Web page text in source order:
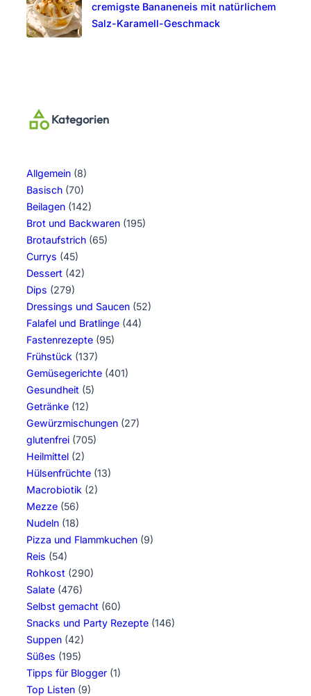
cremigste Bananeneis mit natürlichem
Salz-Karamell-Geschmack
Kategorien
Allgemein (8)
Basisch (70)
Beilagen (142)
Brot und Backwaren (195)
Brotaufstrich (65)
Currys (45)
Dessert (42)
Dips (279)
Dressings und Saucen (52)
Falafel und Bratlinge (44)
Fastenrezepte (95)
Frühstück (137)
Gemüsegerichte (401)
Gesundheit (5)
Getränke (12)
Gewürzmischungen (27)
glutenfrei (705)
Heilmittel (2)
Hülsenfrüchte (13)
Macrobiotik (2)
Mezze (56)
Nudeln (18)
Pizza und Flammkuchen (9)
Reis (54)
Rohkost (290)
Salate (476)
Selbst gemacht (60)
Snacks und Party Rezepte (146)
Suppen (42)
Süßes (195)
Tipps für Blogger (1)
Top Listen (9)